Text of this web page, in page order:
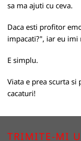
sa ma ajuti cu ceva.
Daca esti profitor
impacati?", iar eu
E simplu.
Viata e prea scurta si
cacaturi!
TRIMITE-MI